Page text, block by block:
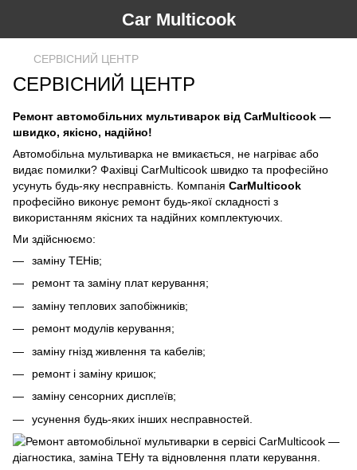
Car Multicook
СЕРВІСНИЙ ЦЕНТР
СЕРВІСНИЙ ЦЕНТР
Ремонт автомобільних мультиварок від CarMulticook —
швидко, якісно, надійно!
Автомобільна мультиварка не вмикається, не нагріває або
видає помилки? Фахівці CarMulticook швидко та професійно
усунуть будь-яку несправність. Компанія CarMulticook
професійно виконує ремонт будь-якої складності з
використанням якісних та надійних комплектуючих.
Ми здійснюємо:
заміну ТЕНів;
ремонт та заміну плат керування;
заміну теплових запобіжників;
ремонт модулів керування;
заміну гнізд живлення та кабелів;
ремонт і заміну кришок;
заміну сенсорних дисплеїв;
усунення будь-яких інших несправностей.